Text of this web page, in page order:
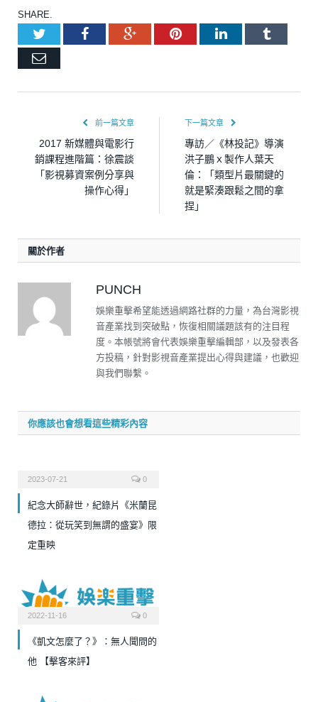
SHARE.
TwitterFacebookGoogle+PinterestLinkedInTumblr
Email
前一篇文章
2017 新媒體與電影行
銷課程進階篇：徐震談
「影視募資案例分享與
操作心得」
下一篇文章
專訪／《林投記》導演
洪子鵬ｘ製作人葉天
倫：「類型片最關鍵的
就是緊湊跟鬆之間的拿
捏」
關於作者
PUNCH
娛樂重擊希望能透過網路社群的力量，為台灣影視
音產業找到突破點，恢復相關議題該有的注目程
度。本帳號將會代表娛樂重擊編輯部，以及發表各
方投稿，針對影視音產業提出心得與建議，也歡迎
與我們聯繫。
你應該也會想看這些精彩內容
2023-07-21 0
紀念大師辭世，紀錄片《米蘭昆
德拉：從玩笑到無謂的盛宴》限
定重映
2022-11-16 0
《凱文怎麼了？》：無人聞問的
他 【擊客來評】